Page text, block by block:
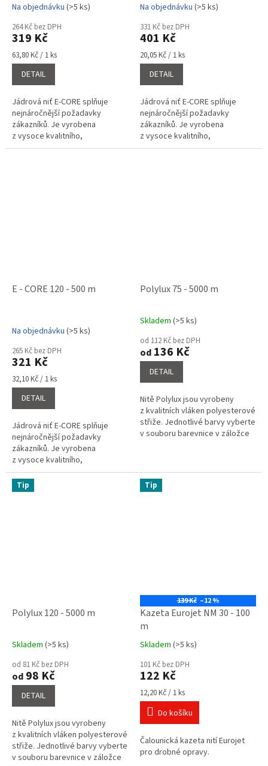
Průměrné
hodnocení
produktu
je
5,0
z
hvězdiček.
Na objednávku (>5 ks)
264 Kč bez DPH
319 Kč
Měrná
cena:
63,80 Kč / 1 ks
DETAIL
Jádrová niť E-CORE splňuje
nejnáročnější požadavky
zákazníků. Je vyrobena
z vysoce kvalitního,
stabilizovaného
Průměrné
hodnocení
produktu
je
5,0
z
hvězdiček.
Na objednávku (>5 ks)
331 Kč bez DPH
401 Kč
Měrná
cena:
20,05 Kč / 1 ks
DETAIL
Jádrová niť E-CORE splňuje
nejnáročnější požadavky
zákazníků. Je vyrobena
z vysoce kvalitního,
stabilizovaného
E - CORE 120 - 500 m
Na objednávku (>5 ks)
265 Kč bez DPH
321 Kč
Měrná
cena:
32,10 Kč / 1 ks
DETAIL
Jádrová niť E-CORE splňuje
nejnáročnější požadavky
zákazníků. Je vyrobena
z vysoce kvalitního,
stabilizovaného
polyesterového vlákna,
kombinací polyesterového
Polylux 75 - 5000 m
Průměrné
hodnocení
produktu
je
5,0
hvězdiček.
Skladem (>5 ks)
od 112 Kč bez DPH
od 136 Kč
DETAIL
Nitě Polylux jsou vyrobeny
z kvalitních vláken polyesterové
střiže. Jednotlivé barvy vyberte
v souboru barevnice v záložce
Tip
Polylux 120 - 5000 m
Průměrné
hodnocení
produktu
je
5,0
hvězdiček.
Skladem (>5 ks)
od 81 Kč bez DPH
od 98 Kč
DETAIL
Nitě Polylux jsou vyrobeny
z kvalitních vláken polyesterové
střiže. Jednotlivé barvy vyberte
v souboru barevnice v záložce
Tip
139 Kč –12 %
Kazeta Eurojet NM 30 - 100
m
Průměrné
hodnocení
produktu
je
5,0
z
hvězdiček.
Skladem (>5 ks)
101 Kč bez DPH
122 Kč
Měrná
cena:
12,20 Kč / 1 ks
Do košíku
Čalounická kazeta nití Eurojet
pro drobné opravy.